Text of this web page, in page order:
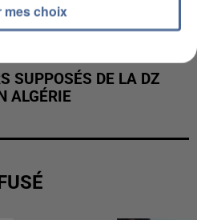
SUPPOSÉS DE LA DZ
ALGÉRIE
mes choix